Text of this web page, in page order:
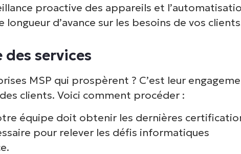
proactive des appareils et
longueur d’avance sur les besoins de vos
des services
MSP qui prospèrent ? C’est leur
clients. Voici comment procéder :
équipe doit obtenir les dernières
pour relever les défis informatiques
Parcourez nos démonstrations à la demande
découvrir comment NinjaOne simplifie les
correctifs, le MDM, la gestion des tickets et
Explorer les démos